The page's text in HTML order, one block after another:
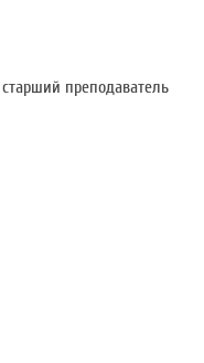
преподаватель